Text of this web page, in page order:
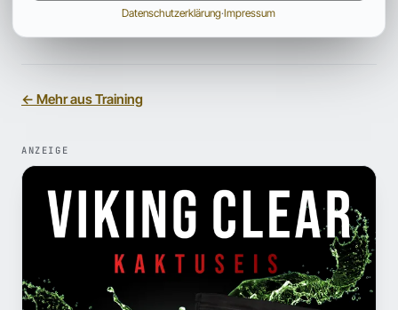
nüchternen Magen empfiehlt.
← Mehr aus Training
ANZEIGE
Datenschutzerklärung·Impressum